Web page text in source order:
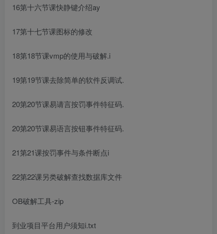
16第十六节课快静键介绍ay
17第十七节课图标的修改
18第18节课vmp的使用与破解.i
19第19节课去除简单的软件反调试.
20第20节课易请言按罚事件特征码.
20第20节课易语言按钮事件特征码.
21第21课按罚事件与条件断点i
22第22课另类破解查找数据库文件
OB破解工具-zip
到业项目平台用户须知i.txt